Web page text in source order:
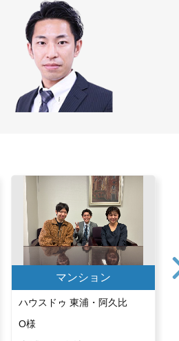
マンション
ハウスドゥ 東浦・阿久比
O様